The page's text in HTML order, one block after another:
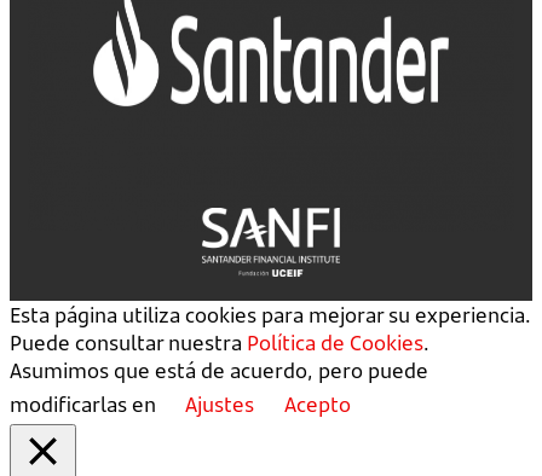
Esta página utiliza cookies para mejorar su experiencia.
Puede consultar nuestra Política de Cookies.
Asumimos que está de acuerdo, pero puede
modificarlas en
Ajustes Acepto